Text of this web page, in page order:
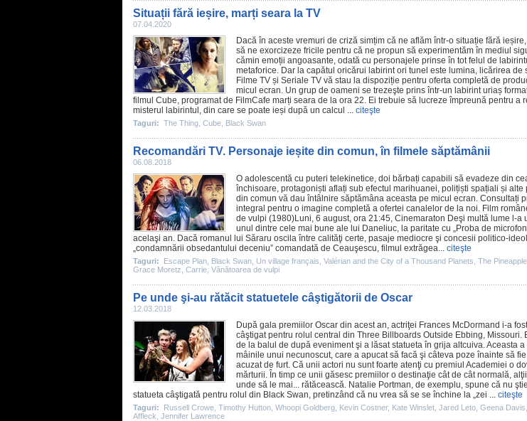
Situații fără ieșire, marți seara la TV
07.04.2020
Dacă în aceste vremuri de criză simțim că ne aflăm într-o situație fără
să ne exorcizeze fricile pentru că ne propun să experimentăm în mediul
cămin emoții angoasante, odată cu personajele prinse în tot felul de
metaforice. Dar la capătul oricărui labirint ori tunel este lumina, licărirea de
Filme TV și Seriale TV vă stau la dispoziție pentru oferta completă de
micul ecran. Un grup de oameni se trezeşte prins într-un labirint uriaș
filmul Cube, programat de FilmCafe marți seara de la ora 22. Ei trebuie să lucreze împreună pentru a
misterul labirintul, din care se poate ieși după un calcul ... citeşte
Taguri: The Thing Cube Black Swan
Recomandări TV. Personaje ieșite din comun, în filmele săptămânii
06.08.2018
O adolescentă cu puteri telekinetice, doi bărbați capabili să evadeze din
închisoare, protagoniști aflați sub efectul marihuanei, polițiști spațiali și alte
din comun vă dau întâlnire săptămâna aceasta pe micul ecran. Consultați
integral pentru o imagine completă a ofertei canalelor de la noi. Film
de vulpi (1980)Luni, 6 august, ora 21:45, Cinemaraton Deşi multă lume l-a
unul dintre cele mai bune ale lui Daneliuc, la paritate cu „Proba de
acelaşi an. Dacă romanul lui Săraru oscila între calităţi certe, pasaje mediocre şi concesii politico-
„condamnării obsedantului deceniu” comandată de Ceauşescu, filmul extrăgea... citeşte
Taguri: Escape Plan Black Swan Un village français Valérian and the City of a Thousand Planets The
Grace Moretz Carrie Vânătoarea de vulpi
Pe unde şi-au rătăcit statuetele câştigătorii de Oscar
12.03.2018
După gala premiilor Oscar din acest an, actriţei Frances McDormand i-a
câştigat pentru rolul central din Three Billboards Outside Ebbing, Missouri.
de la balul de după eveniment şi a lăsat statueta în grija altcuiva. Aceasta a
mâinile unui necunoscut, care a apucat să facă şi câteva poze înainte să
acuzat de furt. Că unii actori nu sunt foarte atenţi cu premiul Academiei o
mărturii. În timp ce unii găsesc premiilor o destinaţie cât de cât normală,
unde să le mai... rătăcească. Natalie Portman, de exemplu, spune că nu
statueta câştigată pentru rolul din Black Swan, pretinzând că nu vrea să se se închine la „zei ... citeşte
Taguri: Russell Crowe Timothy Hutton Whoopi Goldberg Kevin Costner, Kate Winslet Jared Leto Geena Davis
Affleck Jennifer Lawrence